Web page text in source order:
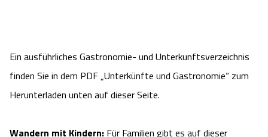
Ein ausführliches Gastronomie- und Unterkunftsverzeichnis
finden Sie in dem PDF „Unterkünfte und Gastronomie“ zum
Herunterladen unten auf dieser Seite.
Wandern mit Kindern: Für Familien gibt es auf dieser